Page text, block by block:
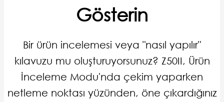
Gösterin
Bir ürün incelemesi veya "nasıl yapılır"
kılavuzu mu oluşturuyorsunuz? Z50II, Ürün
İnceleme Modu'nda çekim yaparken
netleme noktası yüzünden, öne çıkardığınız